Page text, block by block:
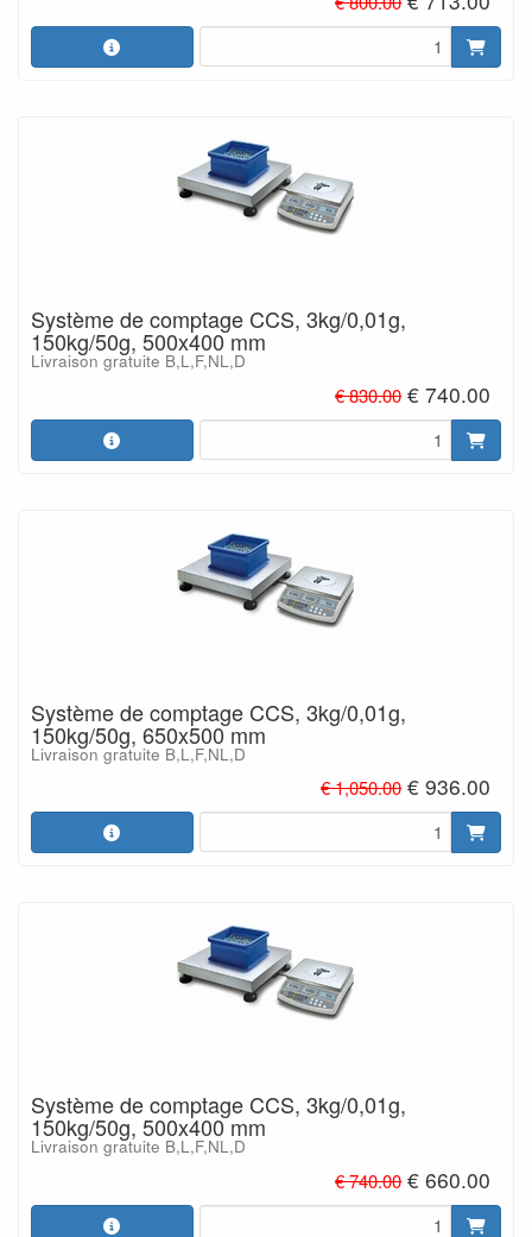
Système de comptage CCS, 3kg/0,01g,
150kg/50g, 500x400 mm
Livraison gratuite B,L,F,NL,D
€ 830.00 € 740.00
Système de comptage CCS, 3kg/0,01g,
150kg/50g, 650x500 mm
Livraison gratuite B,L,F,NL,D
€ 1,050.00 € 936.00
Système de comptage CCS, 3kg/0,01g,
150kg/50g, 500x400 mm
Livraison gratuite B,L,F,NL,D
€ 740.00 € 660.00